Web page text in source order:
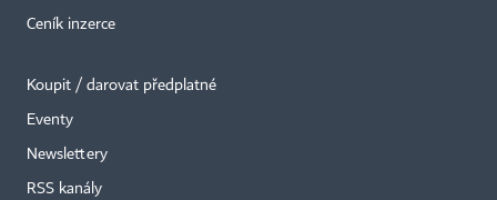
Ceník inzerce
Koupit / darovat předplatné
Eventy
Newslettery
RSS kanály